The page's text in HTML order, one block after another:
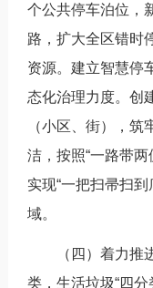
个公共停车泊位，
路，扩大全区错时
资源。建立智慧停
态化治理力度。创
（小区、街），
洁，按照“一路带两
实现“一把扫帚扫到
域。
（四）着力推进
类，生活垃圾“四分